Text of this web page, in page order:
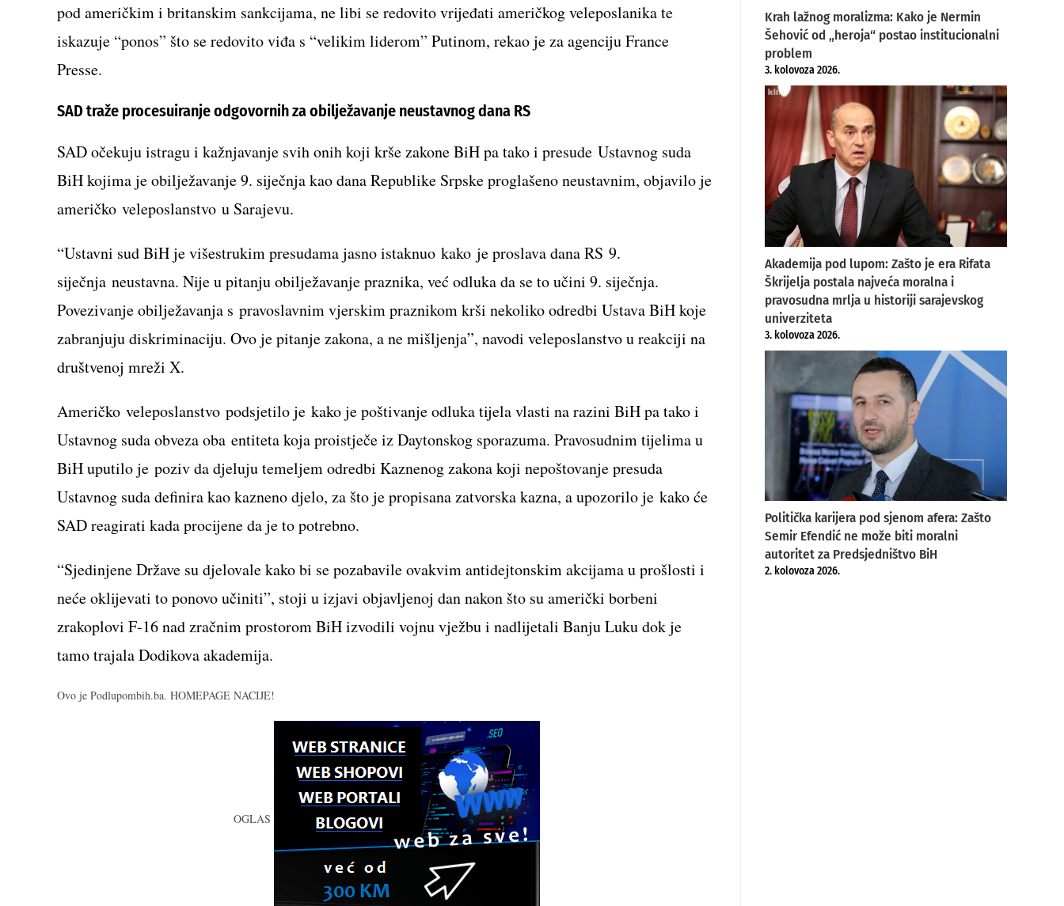
pod američkim i britanskim sankcijama, ne libi se redovito vrijeđati američkog veleposlanika te
iskazuje “ponos” što se redovito viđa s “velikim liderom” Putinom, rekao je za agenciju France
Presse.
SAD traže procesuiranje odgovornih za obilježavanje neustavnog dana RS
SAD očekuju istragu i kažnjavanje svih onih koji krše zakone BiH pa tako i presude Ustavnog suda
BiH kojima je obilježavanje 9. siječnja kao dana Republike Srpske proglašeno neustavnim, objavilo je
američko veleposlanstvo u Sarajevu.
“Ustavni sud BiH je višestrukim presudama jasno istaknuo kako je proslava dana RS 9.
siječnja neustavna. Nije u pitanju obilježavanje praznika, već odluka da se to učini 9. siječnja.
Povezivanje obilježavanja s pravoslavnim vjerskim praznikom krši nekoliko odredbi Ustava BiH koje
zabranjuju diskriminaciju. Ovo je pitanje zakona, a ne mišljenja”, navodi veleposlanstvo u reakciji na
društvenoj mreži X.
Američko veleposlanstvo podsjetilo je kako je poštivanje odluka tijela vlasti na razini BiH pa tako i
Ustavnog suda obveza oba entiteta koja proistječe iz Daytonskog sporazuma. Pravosudnim tijelima u
BiH uputilo je poziv da djeluju temeljem odredbi Kaznenog zakona koji nepoštovanje presuda
Ustavnog suda definira kao kazneno djelo, za što je propisana zatvorska kazna, a upozorilo je kako će
SAD reagirati kada procijene da je to potrebno.
“Sjedinjene Države su djelovale kako bi se pozabavile ovakvim antidejtonskim akcijama u prošlosti i
neće oklijevati to ponovo učiniti”, stoji u izjavi objavljenoj dan nakon što su američki borbeni
zrakoplovi F-16 nad zračnim prostorom BiH izvodili vojnu vježbu i nadlijetali Banju Luku dok je
tamo trajala Dodikova akademija.
Ovo je Podlupombih.ba. HOMEPAGE NACIJE!
OGLAS
Krah lažnog moralizma: Kako je Nermin
Šehović od „heroja“ postao institucionalni
problem
3. kolovoza 2026.
Akademija pod lupom: Zašto je era Rifata
Škrijelja postala najveća moralna i
pravosudna mrlja u historiji sarajevskog
univerziteta
3. kolovoza 2026.
Politička karijera pod sjenom afera: Zašto
Semir Efendić ne može biti moralni
autoritet za Predsjedništvo BiH
2. kolovoza 2026.